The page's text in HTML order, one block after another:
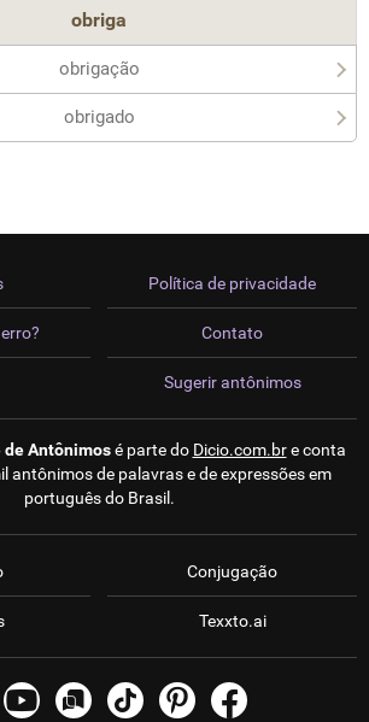
obriga
obrigação
obrigado
Política de privacidade
Contato
Sugerir antônimos
Antônimosé parte do Dicio.com.bre conta
antônimos de palavras e de expressões em
português do Brasil.
Conjugação
Texxto.ai